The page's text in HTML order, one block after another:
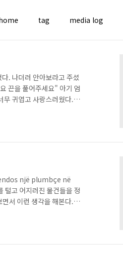
tag media log
. 나더러 안아보라고 주셨
끈을 풀어주세요" 아기 엄
무 귀엽고 사랑스러웠다.
, 아기엄마의 엄마, 그리
정을 묶고 있는 어두움을
një plumbçe në
고 어지러진 물건들을 정
서 이런 생각을 해본다.
가장 아름답게 자신을
..